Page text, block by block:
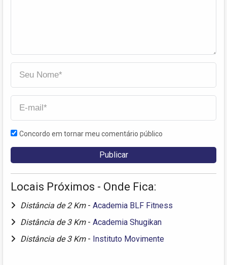
Concordo em tornar meu comentário público
Locais Próximos - Onde Fica:
Distância de 2 Km - Academia BLF Fitness
Distância de 3 Km - Academia Shugikan
Distância de 3 Km - Instituto Movimente